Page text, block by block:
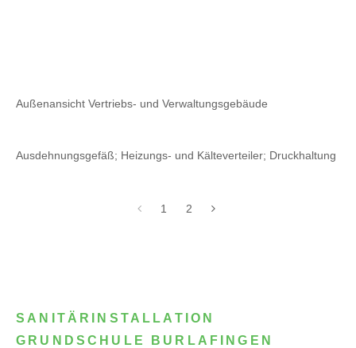
Außenansicht Vertriebs- und Verwaltungsgebäude
Ausdehnungsgefäß; Heizungs- und Kälteverteiler; Druckhaltung
1 2
SANITÄRINSTALLATION
GRUNDSCHULE BURLAFINGEN